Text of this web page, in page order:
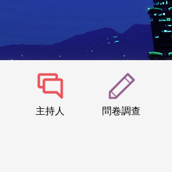
主持人 問卷調查